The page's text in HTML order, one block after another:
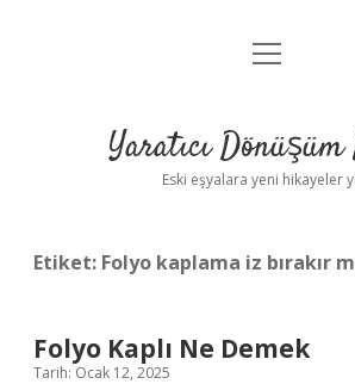
Anasayfa
Yasal Uyarı
menüyü
Yaratıcı
Eski eşyalara yeni hikayeler
Etiket: Folyo kaplama iz bırakır
Folyo Kaplı Ne Demek
Tarih: Ocak 12, 2025